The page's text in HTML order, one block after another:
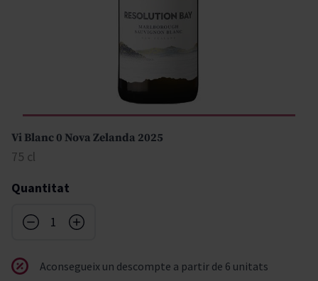
Vi Blanc 0 Nova Zelanda 2025
75 cl
Quantitat
Aconsegueix un descompte a partir de 6 unitats